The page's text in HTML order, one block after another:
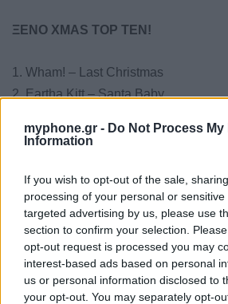
myphone.gr - Do Not Process My
Information
If you wish to opt-out of the sale,
processing of your personal or
targeted advertising by us, please use
section to confirm your selection.
opt-out request is processed you may
interest-based ads based on personal
us or personal information disclosed to
your opt-out. You may separately opt-
ΞΕΝΟ XMAS TOP TEN!
1. Wham! – Last Christmas
2. Eartha Kitt – Santa Baby
4. Jose Feliciano – Feliz Navidad
6. Mariah Carey – All I Want for
7. Brenda Lee – Rockin’ Around the
8. Frank Sinatra – Have Yourself a
9. Andy Williams – It’s the Most
10. Chris Rea – Driving Home for